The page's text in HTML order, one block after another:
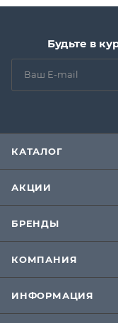
Будьте в
КАТАЛОГ
АКЦИИ
БРЕНДЫ
КОМПАНИЯ
ИНФОРМАЦИЯ